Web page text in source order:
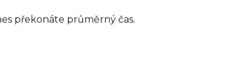
překonáte průměrný čas.